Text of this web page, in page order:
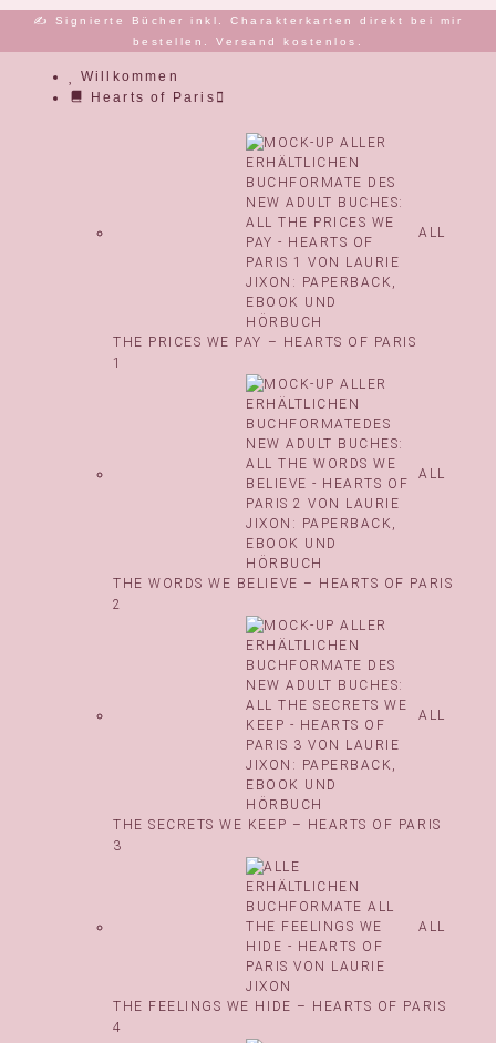
Zum
springen
✍️ Signierte Bücher inkl. Charakterkarten direkt bei mir
bestellen. Versand kostenlos.
Willkommen
Hearts of Paris
ALL
THE PRICES WE PAY – HEARTS OF PARIS
1
ALL
THE WORDS WE BELIEVE – HEARTS OF PARIS
2
ALL
THE SECRETS WE KEEP – HEARTS OF PARIS
3
ALL
THE FEELINGS WE HIDE – HEARTS OF PARIS
4